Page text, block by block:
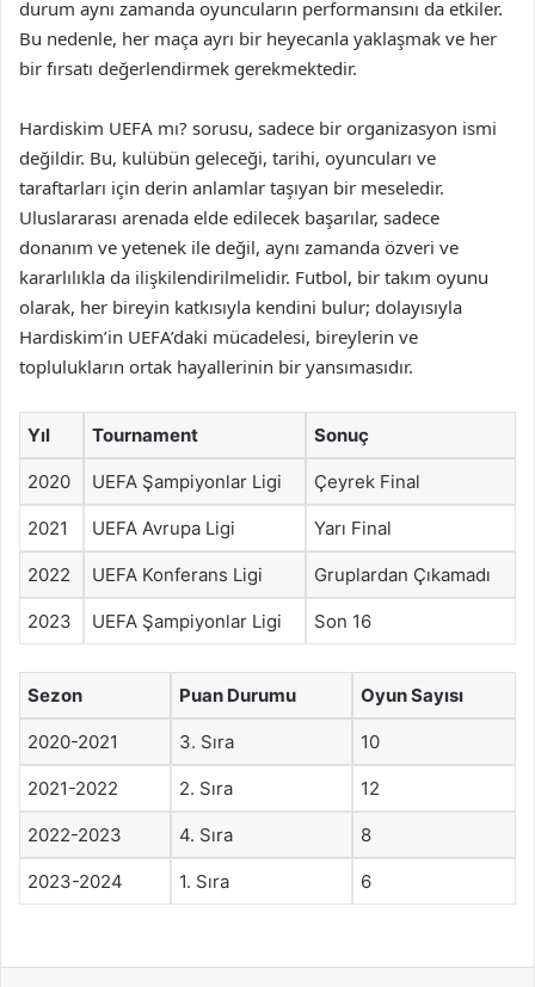
durum aynı zamanda oyuncuların performansını da etkiler.
Bu nedenle, her maça ayrı bir heyecanla yaklaşmak ve her
bir fırsatı değerlendirmek gerekmektedir.
Hardiskim UEFA mı? sorusu, sadece bir organizasyon ismi
değildir. Bu, kulübün geleceği, tarihi, oyuncuları ve
taraftarları için derin anlamlar taşıyan bir meseledir.
Uluslararası arenada elde edilecek başarılar, sadece
donanım ve yetenek ile değil, aynı zamanda özveri ve
kararlılıkla da ilişkilendirilmelidir. Futbol, bir takım oyunu
olarak, her bireyin katkısıyla kendini bulur; dolayısıyla
Hardiskim’in UEFA’daki mücadelesi, bireylerin ve
toplulukların ortak hayallerinin bir yansımasıdır.
Yıl Tournament Sonuç
2020 UEFA Şampiyonlar Ligi Çeyrek Final
2021 UEFA Avrupa Ligi Yarı Final
2022 UEFA Konferans Ligi Gruplardan Çıkamadı
2023 UEFA Şampiyonlar Ligi Son 16
Sezon Puan Durumu Oyun Sayısı
2020-2021 3. Sıra 10
2021-2022 2. Sıra 12
2022-2023 4. Sıra 8
2023-2024 1. Sıra 6